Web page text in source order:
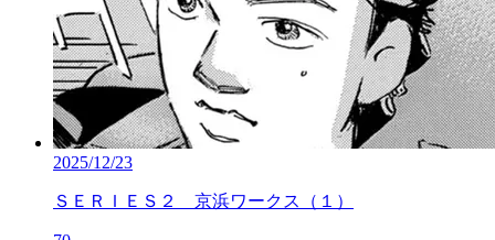
2025/12/23
ＳＥＲＩＥＳ２ 京浜ワークス（１）